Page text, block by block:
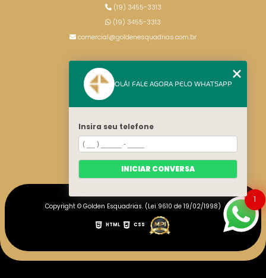
(19) 3455-3313
(19) 3455-3313
comercial@goldenesquadrias.com.br
HOME
CATEGORIAS
MAPA DO SITE
Copyright © Golden Esquadrias. (Lei 9610 de 19/02/1998)
HTML CSS
1
OLÁ! FALE AGORA PELO WHATSAPP
Insira seu telefone
INICIAR CONVERSA